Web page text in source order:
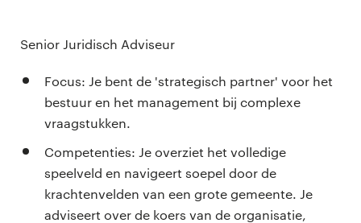
Senior Juridisch Adviseur
Focus: Je bent de 'strategisch partner' voor het
bestuur en het management bij complexe
vraagstukken.
Competenties: Je overziet het volledige
speelveld en navigeert soepel door de
krachtenvelden van een grote gemeente. Je
adviseert over de koers van de organisatie,